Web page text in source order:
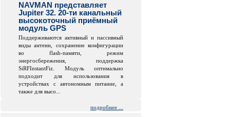
NAVMAN представляет
Jupiter 32. 20-ти канальный
высокоточный приёмный
модуль GPS
Поддерживаются активный и пассивный
виды антенн, сохранение конфигурации
во flash-памяти, режим
энергосбережения, поддержка
SiRFInstantFiz. Модуль оптимально
подходит для использования в
устройствах с автономным питание, а
также для высо...
подробнее ...